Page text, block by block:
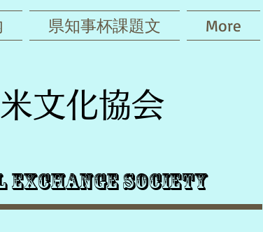
県知事杯課題文 More
文化協会
Society